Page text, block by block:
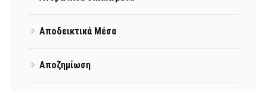
Αποδεικτικά Μέσα
Αποζημίωση